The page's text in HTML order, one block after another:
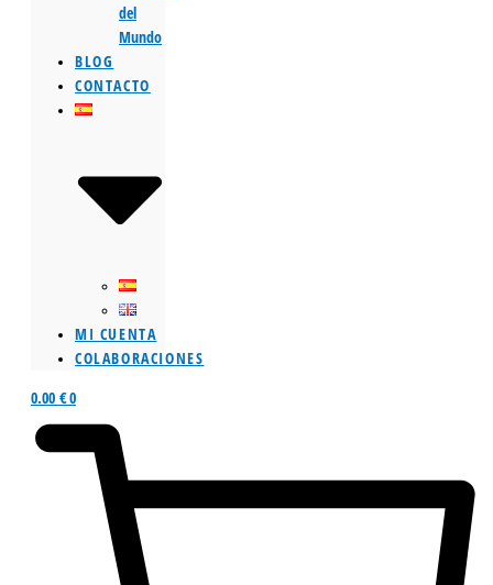
del
Mundo
BLOG
CONTACTO
MI CUENTA
COLABORACIONES
0.00 €0